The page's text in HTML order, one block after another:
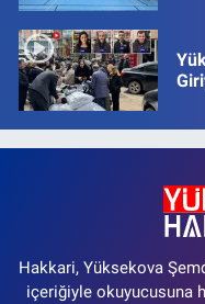
Hakkari, Yüksekova
içeriğiyle okuyucusuna